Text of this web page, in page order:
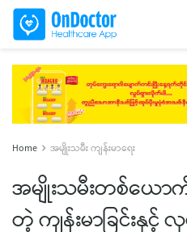
Home အမျိုးသမီး ကျန်းမာရေး
အမျိုးသမီးတစ်ယေ
တဲ့ ကျန်းမာခြင်းနှင့် လှ